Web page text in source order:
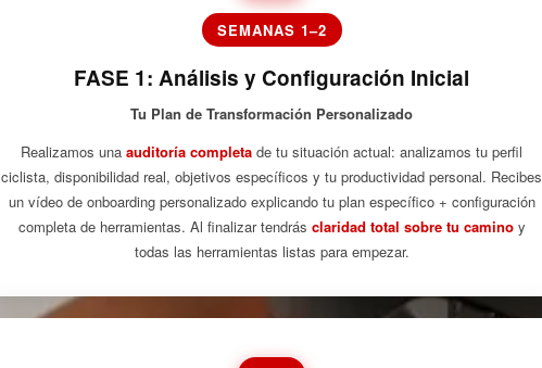
SEMANAS 1–2
FASE 1: Análisis y Configuración Inicial
Tu Plan de Transformación Personalizado
Realizamos una auditoría completa de tu situación actual: analizamos tu perfil
ciclista, disponibilidad real, objetivos específicos y tu productividad personal. Recibes
un vídeo de onboarding personalizado explicando tu plan específico + configuración
completa de herramientas. Al finalizar tendrás claridad total sobre tu caminoy
todas las herramientas listas para empezar.